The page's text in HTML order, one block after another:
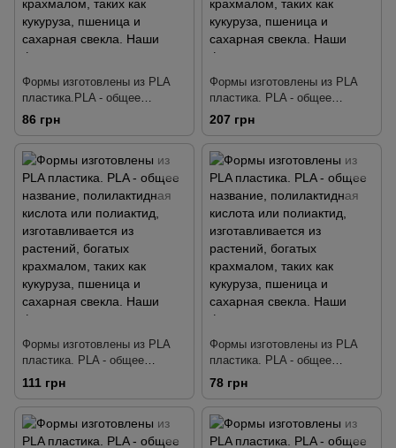
Формы изготовлены из PLA
пластика.PLA - общее
название, полилактидная
кислота или полиактид,
изготавливается из растений,
богатых крахмалом, таких как
кукуруза, пшеница и сахарная
свекла. Наши формы
тщательно разработаны так,
детализа
86 грн
Формы изготовлены из PLA
пластика. PLA - общее
название, полилактидная
кислота или полиактид,
изготавливается из растений,
богатых крахмалом, таких как
кукуруза, пшеница и сахарная
свекла. Наши формы
тщательно разработаны так,
детализа
207 грн
Формы изготовлены из PLA
пластика. PLA - общее
название, полилактидная
кислота или полиактид,
изготавливается из растений,
богатых крахмалом, таких как
кукуруза, пшеница и сахарная
111 грн
Формы изготовлены из PLA
пластика. PLA - общее
название, полилактидная
кислота или полиактид,
изготавливается из растений,
богатых крахмалом, таких как
кукуруза, пшеница и сахарная
78 грн